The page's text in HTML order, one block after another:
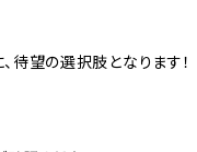
待望の選択肢となります！